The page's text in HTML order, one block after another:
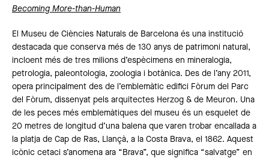
Becoming More-than-Human
El Museu de Ciències Naturals de Barcelona és una institució
destacada que conserva més de 130 anys de patrimoni natural,
incloent més de tres milions d’espècimens en mineralogia,
petrologia, paleontologia, zoologia i botànica. Des de l’any 2011,
opera principalment des de l’emblemàtic edifici Fòrum del Parc
del Fòrum, dissenyat pels arquitectes Herzog & de Meuron. Una
de les peces més emblemàtiques del museu és un esquelet de
20 metres de longitud d’una balena que varen trobar encallada a
la platja de Cap de Ras, Llançà, a la Costa Brava, el 1862. Aquest
icònic cetaci s’anomena ara “Brava”, que significa “salvatge” en